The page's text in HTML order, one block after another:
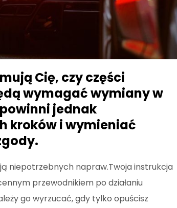
Cię, czy części
wymagać wymiany w
jednak
kroków i wymieniać
niepotrzebnych napraw.Twoja instrukcja
przewodnikiem po działaniu
go wyrzucać, gdy tylko opuścisz